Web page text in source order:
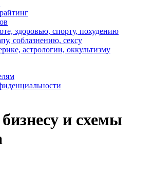
здоровью, спорту, похудению
соблазнению, сексу
астрологии, оккультизму
и схемы